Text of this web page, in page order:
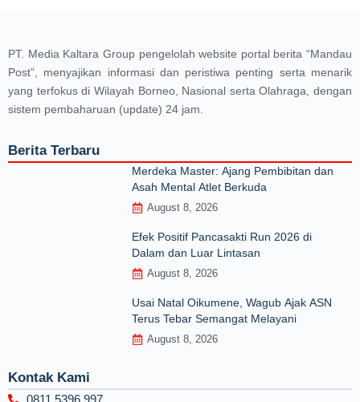
PT. Media Kaltara Group pengelolah website portal berita “Mandau
Post”, menyajikan informasi dan peristiwa penting serta menarik
yang terfokus di Wilayah Borneo, Nasional serta Olahraga, dengan
sistem pembaharuan (update) 24 jam.
Berita Terbaru
Merdeka Master: Ajang Pembibitan dan
Asah Mental Atlet Berkuda
August 8, 2026
Efek Positif Pancasakti Run 2026 di
Dalam dan Luar Lintasan
August 8, 2026
Usai Natal Oikumene, Wagub Ajak ASN
Terus Tebar Semangat Melayani
August 8, 2026
Kontak Kami